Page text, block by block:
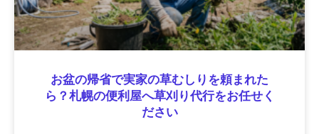
お盆の帰省で実家の草むしりを頼まれた
ら？札幌の便利屋へ草刈り代行をお任せく
ださい